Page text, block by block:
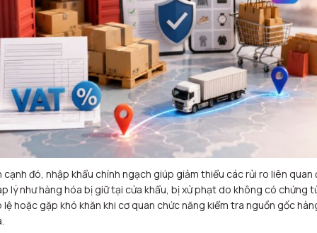
cạnh đó, nhập khẩu chính ngạch giúp giảm thiểu các rủi ro liên quan
lý như hàng hóa bị giữ tại cửa khẩu, bị xử phạt do không có chứng
lệ hoặc gặp khó khăn khi cơ quan chức năng kiểm tra nguồn gốc